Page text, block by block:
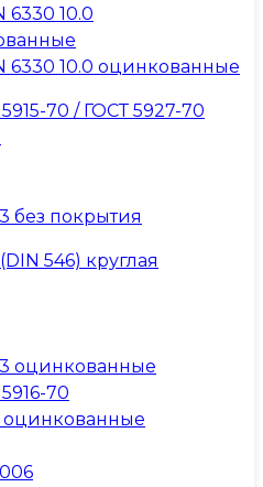
6330 10.0
6330 10.0 оцинкованные
70 / ГОСТ 5927-70
без покрытия
546) круглая
оцинкованные
70
оцинкованные